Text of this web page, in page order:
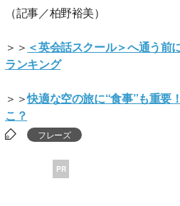
（記事／柏野裕美）
＞＞ ＜英会話スクール＞へ通う
ランキング
＞＞快適な空の旅に“食事”も重
こ？
フレーズ
PR